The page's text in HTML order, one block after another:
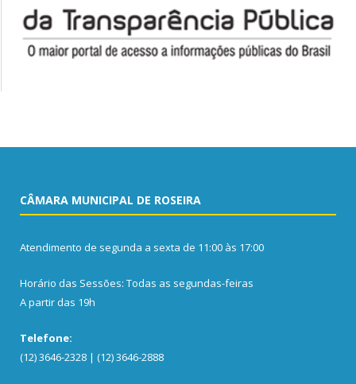
CÂMARA MUNICIPAL DE ROSEIRA
Atendimento de segunda a sexta de 11:00 às 17:00
Horário das Sessões: Todas as segundas-feiras
A partir das 19h
Telefone:
(12) 3646-2328 | (12) 3646-2888